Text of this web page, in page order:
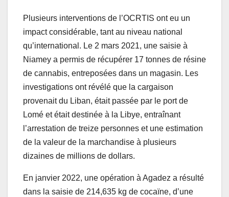
Plusieurs interventions de l’OCRTIS ont eu un
impact considérable, tant au niveau national
qu’international. Le 2 mars 2021, une saisie à
Niamey a permis de récupérer 17 tonnes de résine
de cannabis, entreposées dans un magasin. Les
investigations ont révélé que la cargaison
provenait du Liban, était passée par le port de
Lomé et était destinée à la Libye, entraînant
l’arrestation de treize personnes et une estimation
de la valeur de la marchandise à plusieurs
dizaines de millions de dollars.
En janvier 2022, une opération à Agadez a résulté
dans la saisie de 214,635 kg de cocaïne, d’une